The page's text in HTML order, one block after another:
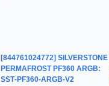
[844761024772] SILVERSTONE
PERMAFROST PF360 ARGB:
SST-PF360-ARGB-V2